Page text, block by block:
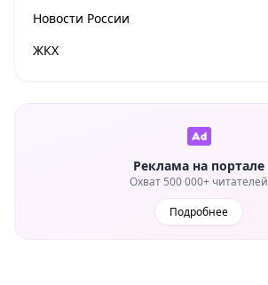
Новости России
ЖКХ
Реклама на портале
Охват 500 000+ читателей
Подробнее